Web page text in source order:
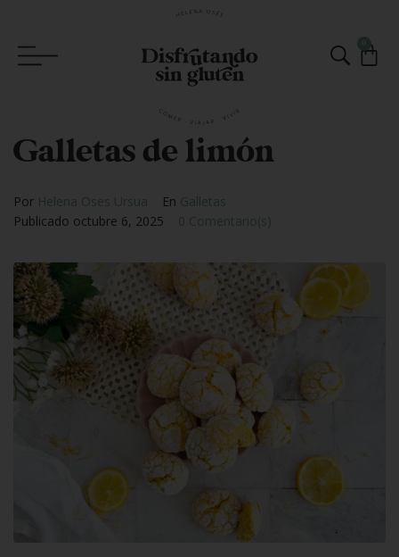
Galletas de limón
Por Helena Oses Ursua En Galletas
Publicado octubre 6, 2025 0 Comentario(s)